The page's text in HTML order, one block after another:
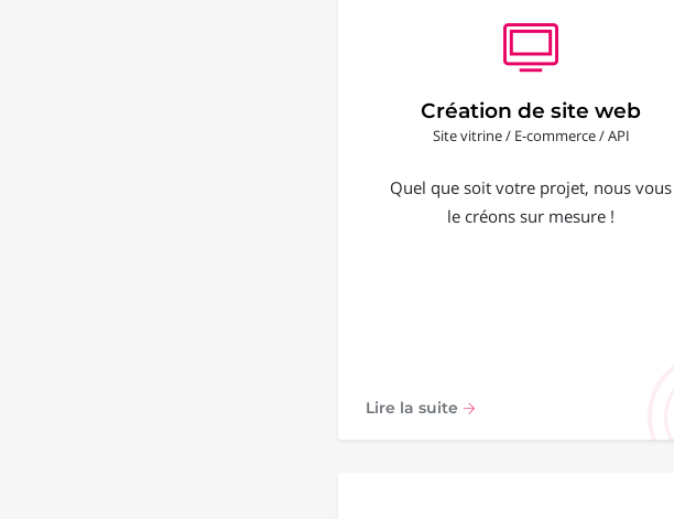
Création de site web
Site vitrine / E-commerce / API
Quel que soit votre projet, nous vous
le créons sur mesure !
Lire la suite